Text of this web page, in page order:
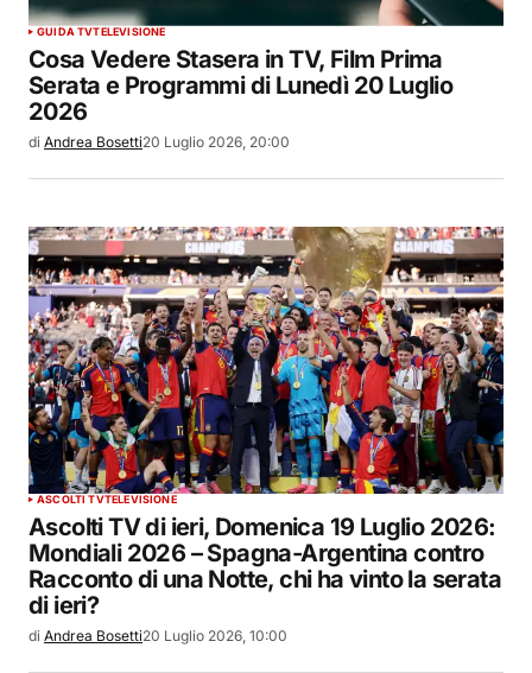
GUIDA TVTELEVISIONE
Cosa Vedere Stasera in TV, Film Prima
Serata e Programmi di Lunedì 20 Luglio
2026
di Andrea Bosetti20 Luglio 2026, 20:00
ASCOLTI TVTELEVISIONE
Ascolti TV di ieri, Domenica 19 Luglio 2026:
Mondiali 2026 – Spagna-Argentina contro
Racconto di una Notte, chi ha vinto la serata
di ieri?
di Andrea Bosetti20 Luglio 2026, 10:00